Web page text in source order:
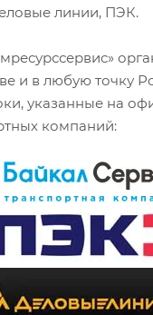
линии, ПЭК.
и в любую точку
указанные на
компаний: